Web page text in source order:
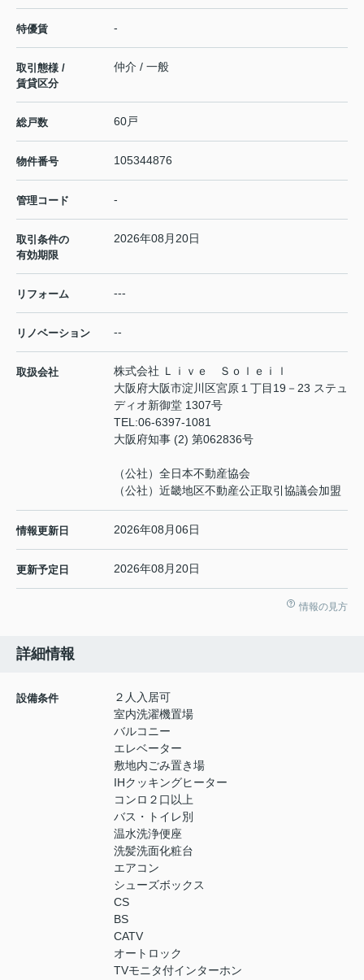
特優賃 -
取引態様 /
賃貸区分
仲介 / 一般
総戸数 60戸
物件番号 105344876
管理コード -
取引条件の
有効期限
2026年08月20日
リフォーム ---
リノベーション --
取扱会社
株式会社 Ｌｉｖｅ Ｓｏｌｅｉｌ
大阪府大阪市淀川区宮原１丁目19－23 ステュ
ディオ新御堂 1307号
TEL:06-6397-1081
大阪府知事 (2) 第062836号
（公社）全日本不動産協会
（公社）近畿地区不動産公正取引協議会加盟
情報更新日 2026年08月06日
更新予定日 2026年08月20日
情報の見方
詳細情報
設備条件
２人入居可
室内洗濯機置場
バルコニー
エレベーター
敷地内ごみ置き場
IHクッキングヒーター
コンロ２口以上
バス・トイレ別
温水洗浄便座
洗髪洗面化粧台
エアコン
シューズボックス
CS
BS
CATV
オートロック
TVモニタ付インターホン